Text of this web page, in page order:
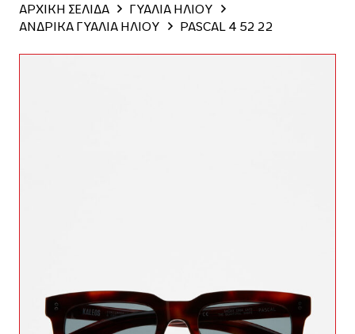
ΑΡΧΙΚΗ ΣΕΛΙΔΑ
ΓΥΑΛΙΑ ΗΛΙΟΥ
ΑΝΔΡΙΚΑ ΓΥΑΛΙΑ ΗΛΙΟΥ
PASCAL 4 52 22